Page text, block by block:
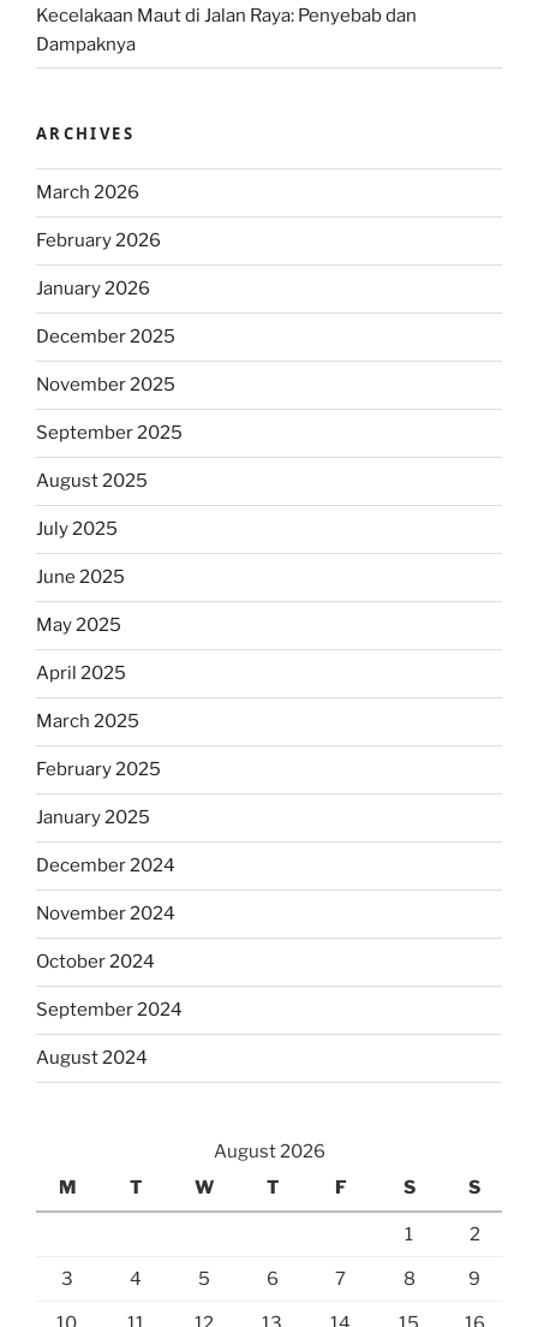
Kecelakaan Maut di Jalan Raya: Penyebab dan
Dampaknya
ARCHIVES
March 2026
February 2026
January 2026
December 2025
November 2025
September 2025
August 2025
July 2025
June 2025
May 2025
April 2025
March 2025
February 2025
January 2025
December 2024
November 2024
October 2024
September 2024
August 2024
August 2026
M
T W T F S S
1 2
3 4 5 6 7 8 9